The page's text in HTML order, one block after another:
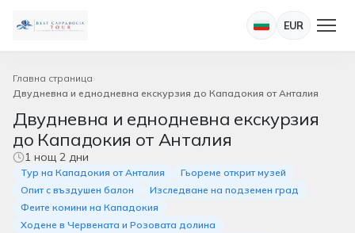
EUR
Главна страница
Двудневна и еднодневна екскурзия до Кападокия от Анталия
Двудневна и еднодневна екскурзия
до Кападокия от Анталия
1 нощ 2 дни
Тур на Кападокия от Анталия
Гьореме открит музей
Опит с въздушен балон
Изследване на подземен град
Феите комини на Кападокия
Ходене в Червената и Розовата долина